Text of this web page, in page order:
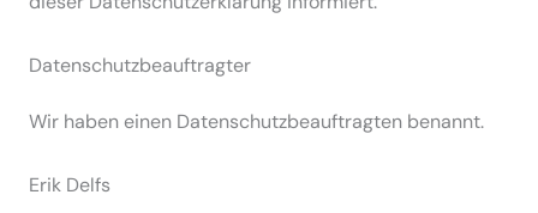
Datenschutz­beauftragter
Wir haben einen Daten­schutz­be­auf­tragten benannt.
Erik Delfs